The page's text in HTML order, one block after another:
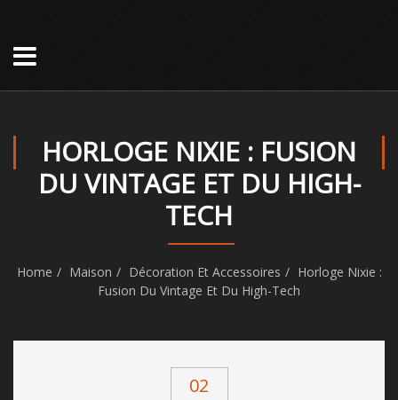
HORLOGE NIXIE : FUSION
DU VINTAGE ET DU HIGH-
TECH
Home Maison Décoration Et Accessoires
Horloge Nixie :
Fusion Du Vintage Et Du High-Tech
02